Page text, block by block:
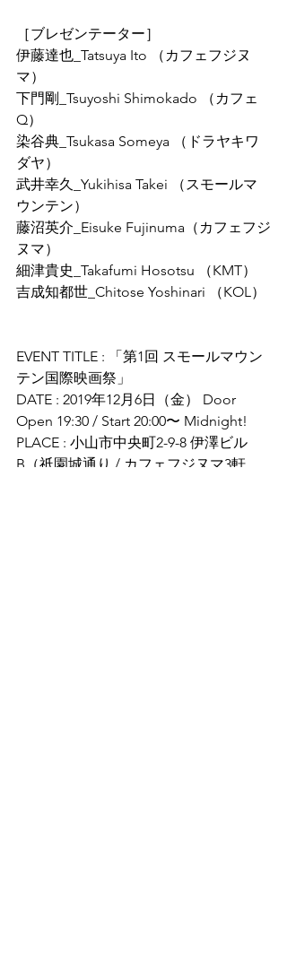
［ブレゼンテーター］
伊藤達也_Tatsuya Ito （カフェフジヌ
マ）
下門剛_Tsuyoshi Shimokado （カフェ
Q）
染谷典_Tsukasa Someya （ドラヤキワ
ダヤ）
武井幸久_Yukihisa Takei （スモールマ
ウンテン）
藤沼英介_Eisuke Fujinuma（カフェフジ
ヌマ）
細津貴史_Takafumi Hosotsu （KMT）
吉成知都世_Chitose Yoshinari （KOL）
EVENT TITLE : 「第1回 スモールマウン
テン国際映画祭」
DATE : 2019年12月6日（金） Door
Open 19:30 / Start 20:00〜 Midnight!
PLACE : 小山市中央町2-9-8 伊澤ビル
B（祇園城通り / カフェフジヌマ3軒